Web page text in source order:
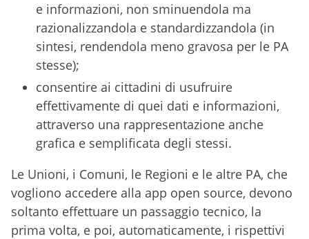
e informazioni, non sminuendola ma
razionalizzandola e standardizzandola (in
sintesi, rendendola meno gravosa per le PA
stesse);
consentire ai cittadini di usufruire
effettivamente di quei dati e informazioni,
attraverso una rappresentazione anche
grafica e semplificata degli stessi.
Le Unioni, i Comuni, le Regioni e le altre PA, che
vogliono accedere alla app open source, devono
soltanto effettuare un passaggio tecnico, la
prima volta, e poi, automaticamente, i rispettivi